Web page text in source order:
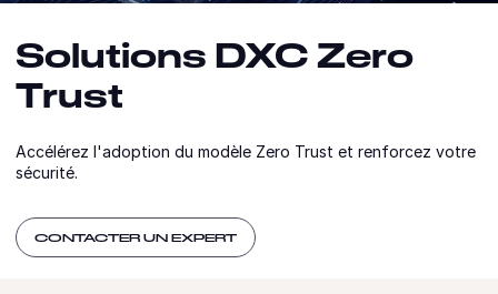
Solutions DXC Zero
Trust
Accélérez l'adoption du modèle Zero Trust et renforcez votre
sécurité.
CONTACTER UN EXPERT